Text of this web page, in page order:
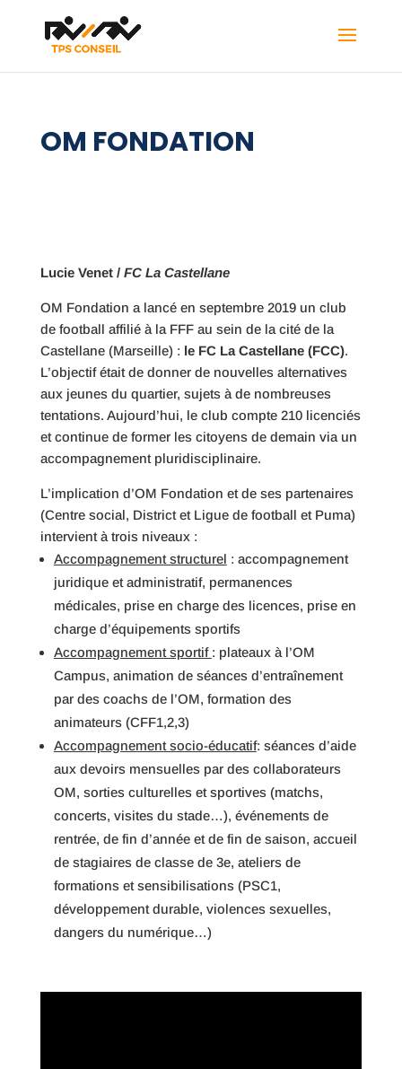
OM FONDATION
Lucie Venet / FC La Castellane
OM Fondation a lancé en septembre 2019 un club
de football affilié à la FFF au sein de la cité de la
Castellane (Marseille) : le FC La Castellane (FCC).
L’objectif était de donner de nouvelles alternatives
aux jeunes du quartier, sujets à de nombreuses
tentations. Aujourd’hui, le club compte 210 licenciés
et continue de former les citoyens de demain via un
accompagnement pluridisciplinaire.
L’implication d’OM Fondation et de ses partenaires
(Centre social, District et Ligue de football et Puma)
intervient à trois niveaux :
Accompagnement structurel : accompagnement
juridique et administratif, permanences
médicales, prise en charge des licences, prise en
charge d’équipements sportifs
Accompagnement sportif : plateaux à l’OM
Campus, animation de séances d’entraînement
par des coachs de l’OM, formation des
animateurs (CFF1,2,3)
Accompagnement socio-éducatif: séances d’aide
aux devoirs mensuelles par des collaborateurs
OM, sorties culturelles et sportives (matchs,
concerts, visites du stade…), événements de
rentrée, de fin d’année et de fin de saison, accueil
de stagiaires de classe de 3e, ateliers de
formations et sensibilisations (PSC1,
développement durable, violences sexuelles,
dangers du numérique…)